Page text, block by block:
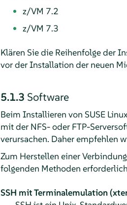
z/VM 7.2
z/VM 7.3
Klären Sie die Reihenfolge der
vor der Installation der neuen
5.1.3 Software
Beim Installieren von SUSE
mit der NFS- oder FTP-
verursachen. Daher empfehlen
Zum Herstellen einer
folgenden Methoden
SSH mit Terminalemulation